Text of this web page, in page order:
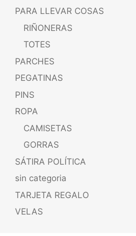
PARA LLEVAR COSAS
RIÑONERAS
TOTES
PARCHES
PEGATINAS
PINS
ROPA
CAMISETAS
GORRAS
SÁTIRA POLÍTICA
sin categoria
TARJETA REGALO
VELAS